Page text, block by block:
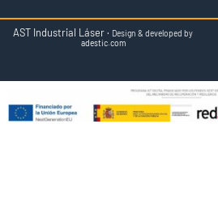
AST Industrial Láser · Design & developed by
adestic.com